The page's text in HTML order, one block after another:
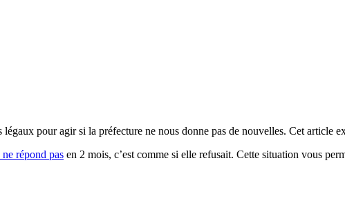
pour agir si la préfecture ne nous donne pas de nouvelles. Cet article
répond pas en 2 mois, c’est comme si elle refusait. Cette situation vous